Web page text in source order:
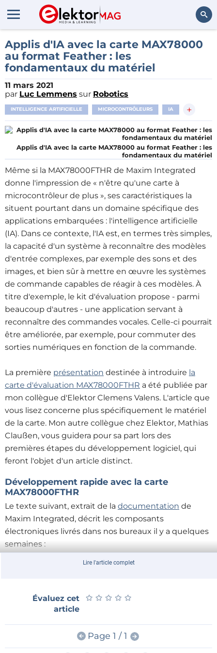
Rechercher
Applis d'IA avec la carte MAX78000
au format Feather : les
fondamentaux du matériel
11 mars 2021
par Luc Lemmens sur Robotics
INTELLIGENCE ARTIFICIELLE MICROCONTRÔLEURS IA +
Applis d'IA avec la carte MAX78000 au format Feather : les
fondamentaux du matériel
Même si la MAX78000FTHR de Maxim Integrated
donne l'impression de « n'être qu'une carte à
microcontrôleur de plus », ses caractéristiques la
situent pourtant dans un domaine spécifique des
applications embarquées : l'intelligence artificielle
(IA). Dans ce contexte, l'IA est, en termes très simples,
la capacité d'un système à reconnaître des modèles
d'entrée complexes, par exemple des sons et des
images, et bien sûr à mettre en œuvre les systèmes
de commande capables de réagir à ces modèles. À
titre d'exemple, le kit d'évaluation propose - parmi
beaucoup d'autres - une application servant à
reconnaître des commandes vocales. Celle-ci pourrait
être améliorée, par exemple, pour commuter des
sorties numériques en fonction de la commande.
La première présentation destinée à introduire la
carte d'évaluation MAX78000FTHR a été publiée par
mon collègue d'Elektor Clemens Valens. L'article que
vous lisez concerne plus spécifiquement le matériel
de la carte. Mon autre collègue chez Elektor, Mathias
Claußen, vous guidera pour sa part lors des
premières étapes du développement logiciel, qui
feront l'objet d'un article distinct.
Développement rapide avec la carte
MAX78000FTHR
Le texte suivant, extrait de la documentation de
Maxim Integrated, décrit les composants
électroniques livrés dans nos bureaux il y a quelques
semaines :
souhaitent mettre en place rapidement des
solutions d'intelligence artificielle à très faible
Cortex®-M4F MAX78000, doté d'un accélérateur de
Lire l'article complet
Évaluez cet
article
★ ★ ★ ★ ★
★ ★ ★ ★ ★
Page 1 / 1